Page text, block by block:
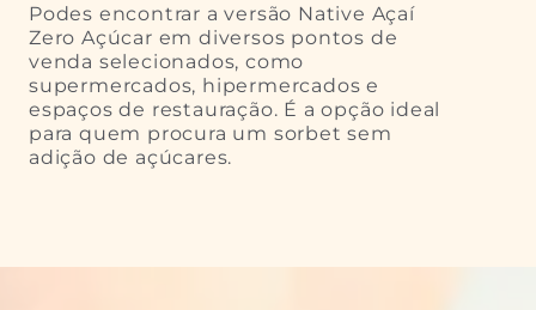
Podes encontrar a versão Native Açaí
Zero Açúcar em diversos pontos de
venda selecionados, como
supermercados, hipermercados e
espaços de restauração. É a opção ideal
para quem procura um sorbet sem
adição de açúcares.